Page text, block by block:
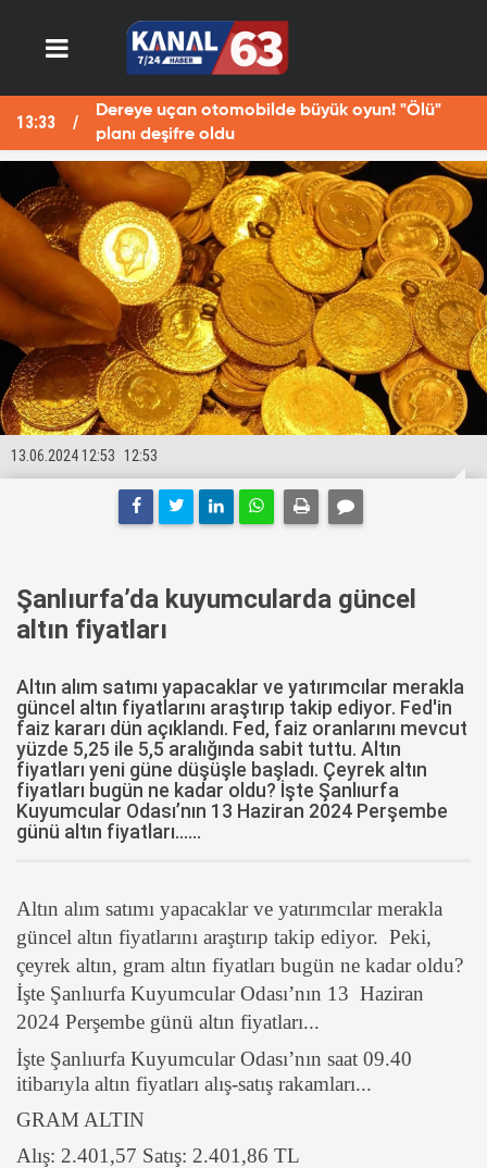
13:33
Dereye uçan otomobilde büyük oyun! "Ölü"
planı deşifre oldu
12:53
13.06.2024 12:53
Şanlıurfa’da kuyumcularda güncel
altın fiyatları
Altın alım satımı yapacaklar ve yatırımcılar merakla
güncel altın fiyatlarını araştırıp takip ediyor. Fed'in
faiz kararı dün açıklandı. Fed, faiz oranlarını mevcut
yüzde 5,25 ile 5,5 aralığında sabit tuttu. Altın
fiyatları yeni güne düşüşle başladı. Çeyrek altın
fiyatları bugün ne kadar oldu? İşte Şanlıurfa
Kuyumcular Odası’nın 13 Haziran 2024 Perşembe
günü altın fiyatları......
Altın alım satımı yapacaklar ve yatırımcılar merakla
güncel altın fiyatlarını araştırıp takip ediyor. Peki,
çeyrek altın, gram altın fiyatları bugün ne kadar oldu?
İşte Şanlıurfa Kuyumcular Odası’nın 13 Haziran
2024 Perşembe günü altın fiyatları...
İşte Şanlıurfa Kuyumcular Odası’nın saat 09.40
itibarıyla altın fiyatları alış-satış rakamları...
GRAM ALTIN
Alış: 2.401,57 Satış: 2.401,86 TL